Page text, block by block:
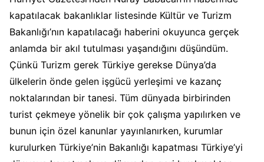
kapatılacak bakanlıklar listesinde Kültür ve Turizm
Bakanlığı’nın kapatılacağı haberini okuyunca gerçek
anlamda bir akıl tutulması yaşandığını düşündüm.
Çünkü Turizm gerek Türkiye gerekse Dünya’da
ülkelerin önde gelen işgücü yerleşimi ve kazanç
noktalarından bir tanesi. Tüm dünyada birbirinden
turist çekmeye yönelik bir çok çalışma yapılırken ve
bunun için özel kanunlar yayınlanırken, kurumlar
kurulurken Türkiye’nin Bakanlığı kapatması Türkiye’yi